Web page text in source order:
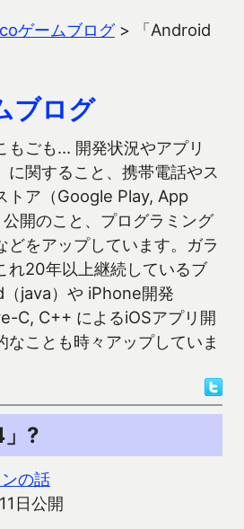
ゲームブログ>
「Android
ブログ
もごも… 開発状況やアプリ
に関すること、携帯電話やス
トア（Google Play, App
開のこと、プログラミング
どをアップしています。ガラ
れ20年以上継続しているブ
java）や iPhone開発
C, C++ によるiOSアプリ開
なことも時々アップしていま
」?
の話
日公開